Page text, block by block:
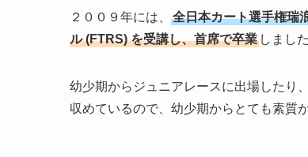
２００９年には、 全日本カート選手権瑞
ル (FTRS) を受講し、首席で卒業 しました
幼少期からジュニアレースに出場したり
収めているので、幼少期からとても素質